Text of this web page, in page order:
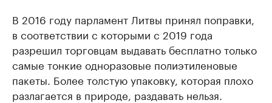
В 2016 году парламент Литвы принял поправки,
в соответствии с которыми с 2019 года
разрешил торговцам выдавать бесплатно только
самые тонкие одноразовые полиэтиленовые
пакеты. Более толстую упаковку, которая плохо
разлагается в природе, раздавать нельзя.